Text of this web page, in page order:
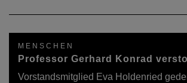
MENSCHEN
Professor Gerhard Konrad
Vorstandsmitglied Eva Holdenried